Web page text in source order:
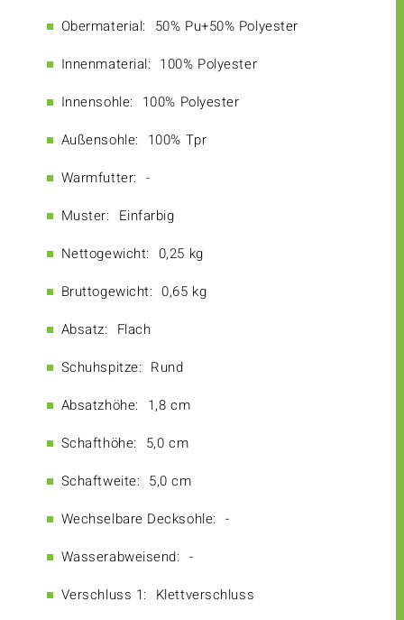
Obermaterial: 50% Pu+50% Polyester
Innenmaterial: 100% Polyester
Innensohle: 100% Polyester
Außensohle: 100% Tpr
Warmfutter: -
Muster: Einfarbig
Nettogewicht: 0,25 kg
Bruttogewicht: 0,65 kg
Absatz: Flach
Schuhspitze: Rund
Absatzhöhe: 1,8 cm
Schafthöhe: 5,0 cm
Schaftweite: 5,0 cm
Wechselbare Decksohle: -
Wasserabweisend: -
Verschluss 1: Klettverschluss